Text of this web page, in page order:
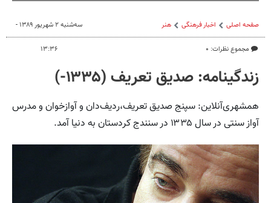
صفحه اصلی اخبار فرهنگی هنر
مجموع نظرات: ۰
سه‌شنبه ۲ شهریور ۱۳۸۹ -
۱۳:۳۶
زندگینامه‌: صدیق تعریف (۱۳۳۵-)
همشهری‌آنلاین: سپنج صدیق تعریف،ردیف‌دان و آوازخوان و مدرس
آواز سنتی در سال ۱۳۳۵ در سنندج کردستان به دنیا آمد.